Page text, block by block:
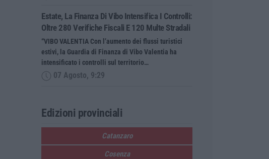
Estate, La Finanza Di Vibo Intensifica I Controlli:
Oltre 280 Verifiche Fiscali E 120 Multe Stradali
“VIBO VALENTIA Con l’aumento dei flussi turistici
estivi, la Guardia di Finanza di Vibo Valentia ha
intensificato i controlli sul territorio…
07 Agosto, 9:29
Edizioni provinciali
Catanzaro
Cosenza